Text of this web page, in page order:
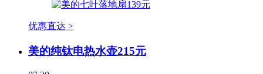
优惠直达 >
美的纯钛电热水壶215元